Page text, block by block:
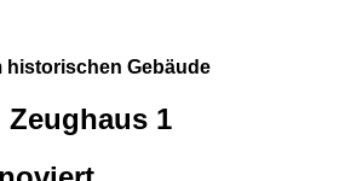
historischen Gebäude
Zeughaus 1